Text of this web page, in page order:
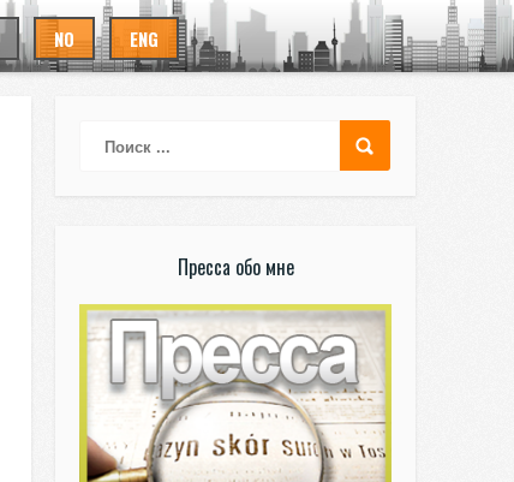
NO ENG
Пресса обо мне